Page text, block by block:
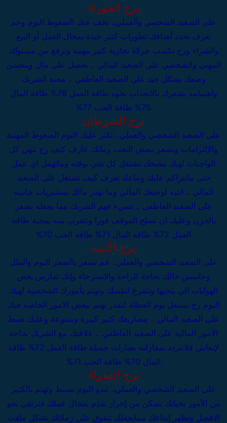
برج الجوزاء
على الصعيد الشخصي والعملي.. تخف عنك الضغوط اليوم وعم
تعرف تحدد أهدافك تطورات كتير جيدة بمجال العمل أو البيع
والشراء ورح تكسب حركة تجارية كتير مهمة وترفع من مستواك
المهني والشخصي على الصعيد المالي .. تحصل على مال ويتحسن
وضعك بشكل جيد على الصعيد العاطفي .. محبة الشريك
واهتمامه يشعرك بالانجذاب نحوه طاقة العمل 76%
طاقة المال
75%
طاقة الحب 77%
برج السرطان
على الصعيد الشخصي والعملي.. تكثر عليك اليوم الضغوط المهنية
والإلتزامات وتشعر ببعض التعب ومانك عارف كيف رح تنهي كل
الواجبات لهيك بنصحك تشتغل كل شي بوقته وماتهمل اي عمل
حتى ماتتراكم عليك وماعاد تعرف كيف تشتغل على الصعيد
المالي .. انتبه لوضعك المالي وما تهدر مالك بمشتريات جانبية
على الصعيد العاطفي .. تسيء فهم الشريك مما يجعله يشعر
بالحزن وعليك ان تصلح الموقف فورا وتتقرب منه بمحبة طاقة
العمل 72%
طاقة المال 71% طاقة الحب 70%
برج الأسد
على الصعيد الشخصي والعملي.. عم تشعر بالضجر اليوم والملل
وحاسس حالك بحاجة للراحة والاسترخاء وإنك تمارس بعض
الهوايات الي بتحبها وتتفرغ لنفسك وتهتم بأمورك الشخصية لهيك
اليوم رح تستغل يوم العطلة لتقدر تهتم ببعض الامور الخاصة فيك
على الصعيد المالي .. مصاريفك كتير كبيرة ومتنوعة وعليك ضبط
الامور المالية على الصعيد العاطفي .. علاقتك مع الشريك بحاجة
لإنعاش فلاتتردد بمغازلته بعبارات جميلة طاقة العمل 72%
طاقة
المال 70%
طاقة الحب 71%
برج العذراء
على الصعيد الشخصي والعملي.. تبدو اليوم نشيط وتهتم بالكثير
من الأمور بحياتك تتمكن من إحراز تقدم بمجال عملك فترتقي نحو
الافضل وتظهر إبداعك ممايجعلك تتفوق على زملائك بشكل ملفت